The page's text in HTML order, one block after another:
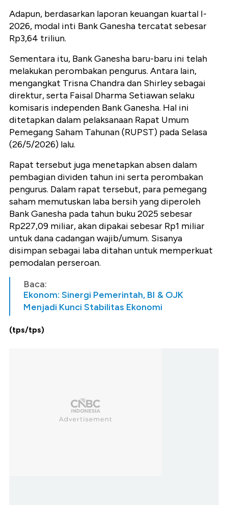
Adapun, berdasarkan laporan keuangan kuartal I-
2026, modal inti Bank Ganesha tercatat sebesar
Rp3,64 triliun.
Sementara itu, Bank Ganesha baru-baru ini telah
melakukan perombakan pengurus. Antara lain,
mengangkat Trisna Chandra dan Shirley sebagai
direktur, serta Faisal Dharma Setiawan selaku
komisaris independen Bank Ganesha. Hal ini
ditetapkan dalam pelaksanaan Rapat Umum
Pemegang Saham Tahunan (RUPST) pada Selasa
(26/5/2026) lalu.
Rapat tersebut juga menetapkan absen dalam
pembagian dividen tahun ini serta perombakan
pengurus. Dalam rapat tersebut, para pemegang
saham memutuskan laba bersih yang diperoleh
Bank Ganesha pada tahun buku 2025 sebesar
Rp227,09 miliar, akan dipakai sebesar Rp1 miliar
untuk dana cadangan wajib/umum. Sisanya
disimpan sebagai laba ditahan untuk memperkuat
pemodalan perseroan.
Baca:
Ekonom: Sinergi Pemerintah, BI & OJK
Menjadi Kunci Stabilitas Ekonomi
(tps/tps)